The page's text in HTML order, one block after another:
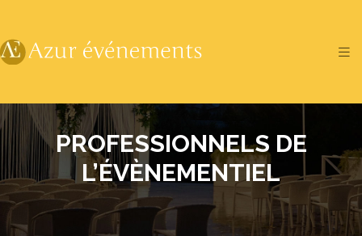
PROFESSIONNELS DE
L’ÉVÈNEMENTIEL